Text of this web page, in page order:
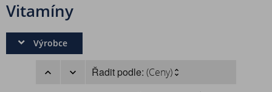
Vitamíny
Výrobce
Řadit podle: (Ceny)